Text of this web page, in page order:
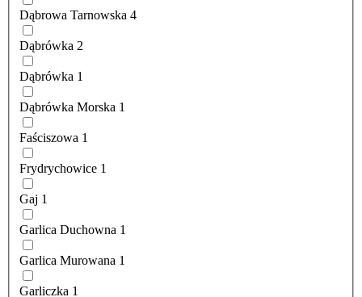
Dąbrowa Tarnowska 4
Dąbrówka 2
Dąbrówka 1
Dąbrówka Morska 1
Faściszowa 1
Frydrychowice 1
Gaj 1
Garlica Duchowna 1
Garlica Murowana 1
Garliczka 1